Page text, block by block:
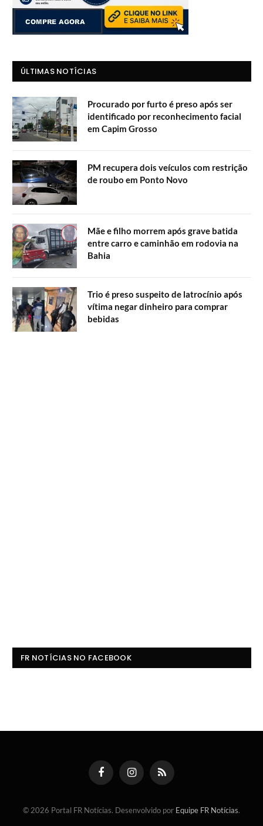
ÚLTIMAS NOTÍCIAS
Procurado por furto é preso após ser
identificado por reconhecimento facial
em Capim Grosso
PM recupera dois veículos com restrição
de roubo em Ponto Novo
Mãe e filho morrem após grave batida
entre carro e caminhão em rodovia na
Bahia
Trio é preso suspeito de latrocínio após
vítima negar dinheiro para comprar
bebidas
FR NOTÍCIAS NO FACEBOOK
FacebookInstagramRSS
© 2026 Portal FR Notícias. Desenvolvido por Equipe FR Notícias.